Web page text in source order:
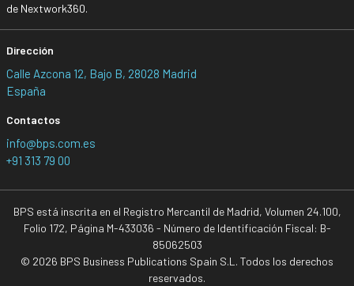
de Nextwork360.
Dirección
Calle Azcona 12, Bajo B, 28028 Madrid
España
Contactos
info@bps.com.es
+91 313 79 00
BPS está inscrita en el Registro Mercantil de Madrid, Volumen 24.100,
Folio 172, Página M-433036 - Número de Identificación Fiscal: B-
85062503
© 2026 BPS Business Publications Spain S.L. Todos los derechos
reservados.